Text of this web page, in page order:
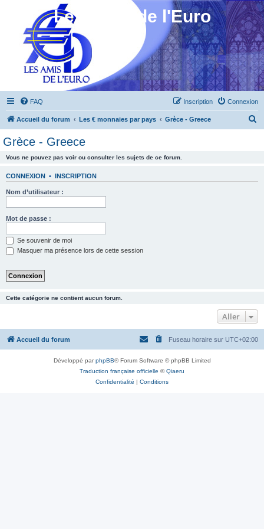
Les Amis de l'Euro
FAQ Connexion
Inscription
Accueil du forum Les € monnaies par pays Grèce - Greece
Grèce - Greece
Vous ne pouvez pas voir ou consulter les sujets de ce forum.
CONNEXION • INSCRIPTION
Nom d’utilisateur :
Mot de passe :
Se souvenir de moi
Masquer ma présence lors de cette session
Cette catégorie ne contient aucun forum.
Aller
Accueil du forum Fuseau horaire sur UTC+02:00
Développé parphpBB® Forum Software © phpBB Limited
Traduction française officielle ©Qiaeru
Confidentialité | Conditions